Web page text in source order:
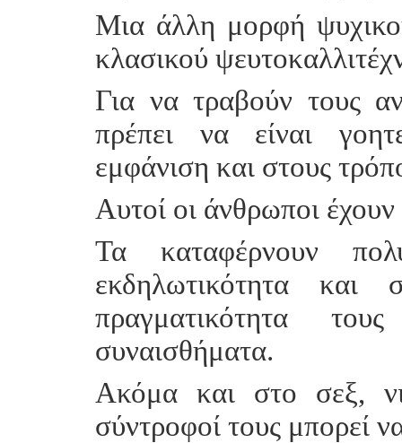
Μια άλλη μορφή
κλασικού
Για να τραβούν τους
πρέπει να είναι
εμφάνιση και στους
Αυτοί οι άνθρωποι
Τα καταφέρνουν
εκδηλωτικότητα και
πραγματικότητα
συναισθήματα.
Ακόμα και στο σεξ,
σύντροφοί τους μπορεί